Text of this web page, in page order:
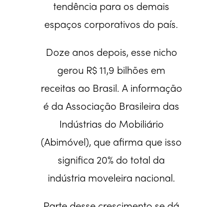
tendência para os demais
espaços corporativos do país.
Doze anos depois, esse nicho
gerou R$ 11,9 bilhões em
receitas ao Brasil. A informação
é da Associação Brasileira das
Indústrias do Mobiliário
(Abimóvel), que afirma que isso
significa 20% do total da
indústria moveleira nacional.